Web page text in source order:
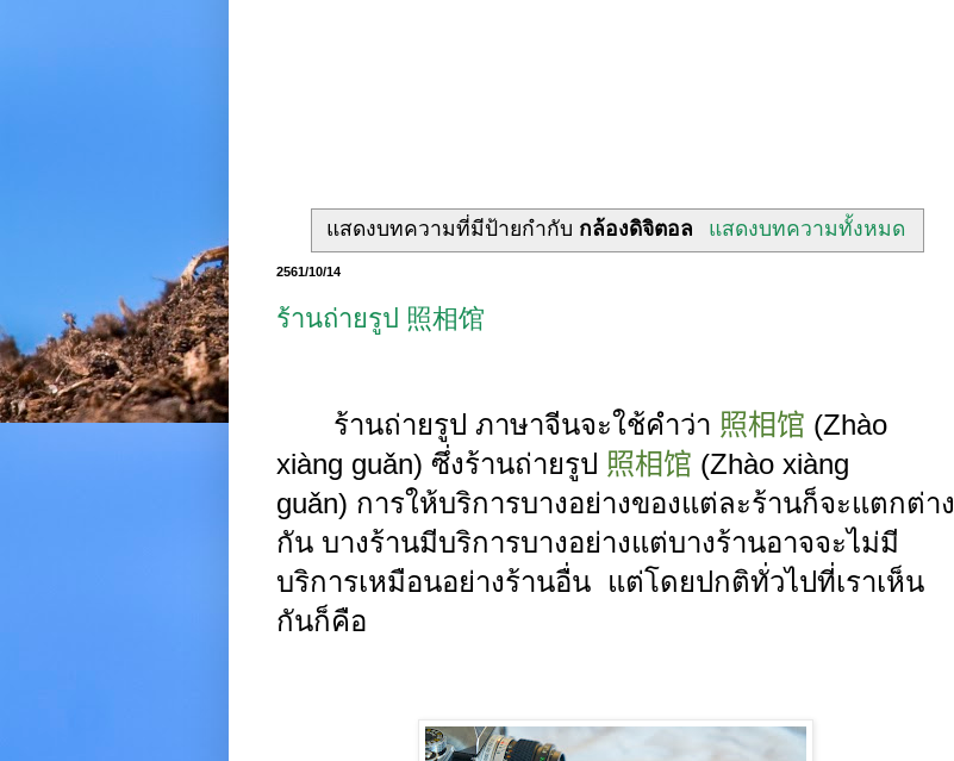
แสดงบทความที่มีป้ายกำกับ กล้องดิจิตอล แสดงบทความทั้งหมด
2561/10/14
ร้านถ่ายรูป 照相馆
ร้านถ่ายรูป ภาษาจีนจะใช้คำว่า 照相馆 (Zhào
xiàng guǎn) ซึ่งร้านถ่ายรูป 照相馆 (Zhào xiàng
guǎn) การให้บริการบางอย่างของแต่ละร้านก็จะแตกต่าง
กัน บางร้านมีบริการบางอย่างแต่บางร้านอาจจะไม่มี
บริการเหมือนอย่างร้านอื่น แต่โดยปกติทั่วไปที่เราเห็น
กันก็คือ